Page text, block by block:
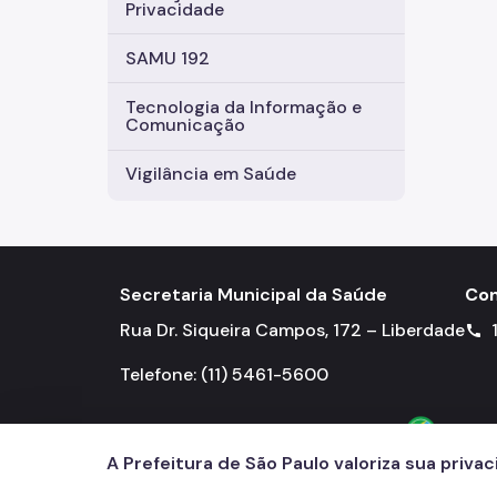
Privacidade
SAMU 192
Tecnologia da Informação e
Comunicação
Vigilância em Saúde
Secretaria Municipal da Saúde
Rua Dr. Siqueira Campos, 172 – Liberdade
Telefone: (11) 5461-5600
call
A Prefeitura de São Paulo valoriza sua